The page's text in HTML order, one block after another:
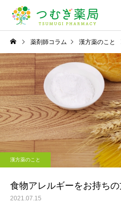
かかりつけ薬局・薬剤
師
漢方薬のこと
深掘り漢方！「桂枝湯」
薬剤師コラム 漢方薬のこと
漢方薬のこと
食物アレルギーをお持ち
2021.07.15